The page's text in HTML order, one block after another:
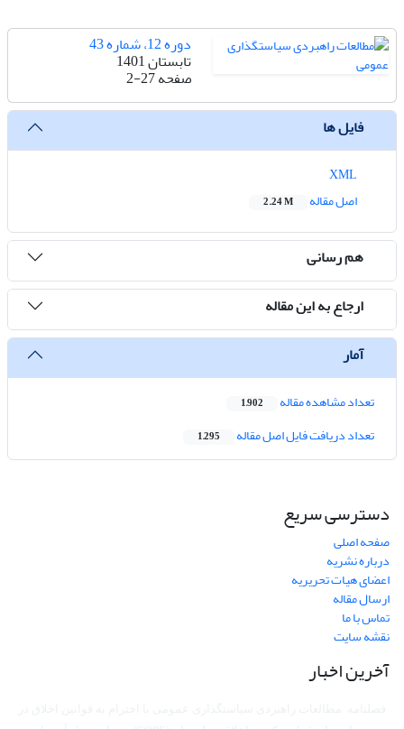
دوره 12، شماره 43
تابستان 1401
صفحه2-27
فایل ها
اصل مقاله
2.24 M
هم رسانی
ارجاع به این مقاله
آمار
تعداد مشاهده مقاله 1,902
تعداد دریافت فایل اصل مقاله 1,295
دسترسی سریع
صفحه اصلی
درباره نشریه
اعضای هیات تحریریه
ارسال مقاله
تماس با ما
نقشه سایت
آخرین اخبار